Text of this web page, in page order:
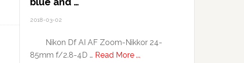
2018-03-02
Nikon Df AI AF Zoom-Nikkor 24-
85mm f/2.8-4D … Read More ...